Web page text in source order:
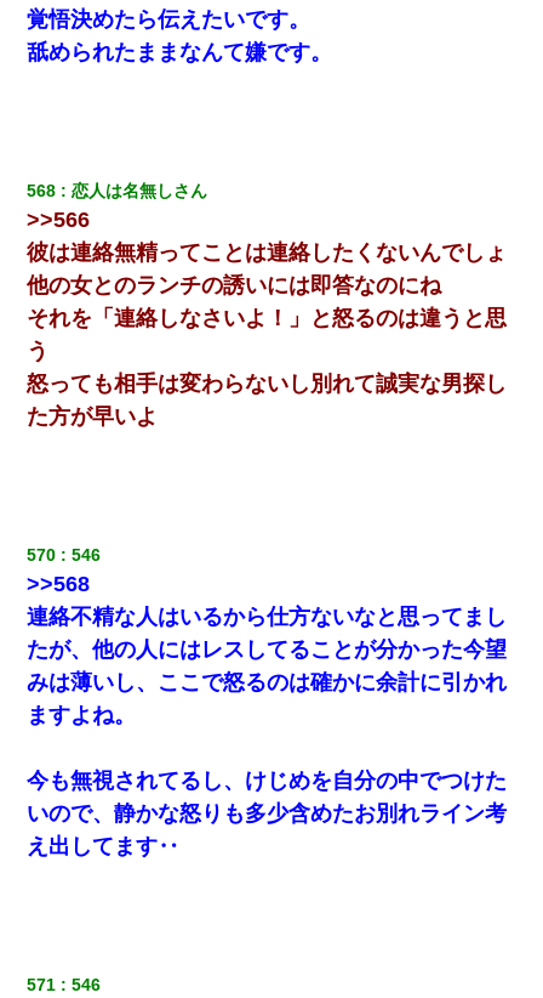
覚悟決めたら伝えたいです。
舐められたままなんて嫌です。
568 恋人は名無しさん
>>566
彼は連絡無精ってことは連絡したくないんでしょ
他の女とのランチの誘いには即答なのにね
それを「連絡しなさいよ！」と怒るのは違うと思
う
怒っても相手は変わらないし別れて誠実な男探し
た方が早いよ
570 546
>>568
連絡不精な人はいるから仕方ないなと思ってまし
たが、他の人にはレスしてることが分かった今望
みは薄いし、ここで怒るのは確かに余計に引かれ
ますよね。
今も無視されてるし、けじめを自分の中でつけた
いので、静かな怒りも多少含めたお別れライン考
え出してます‥
571 546